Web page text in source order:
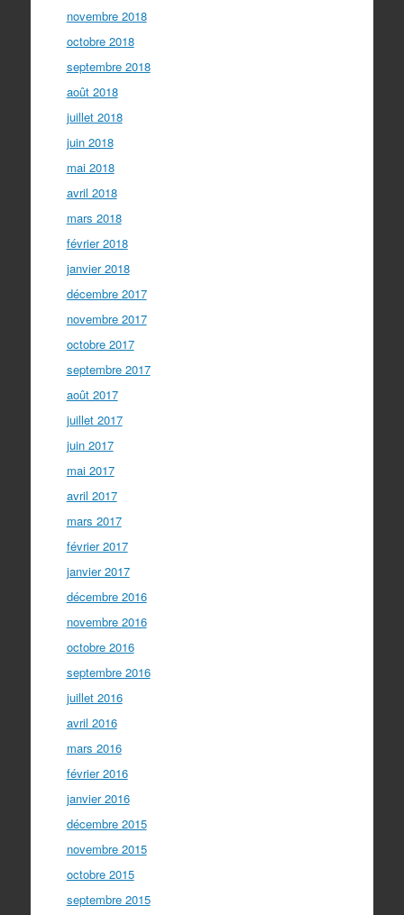
novembre 2018
octobre 2018
septembre 2018
août 2018
juillet 2018
juin 2018
mai 2018
avril 2018
mars 2018
février 2018
janvier 2018
décembre 2017
novembre 2017
octobre 2017
septembre 2017
août 2017
juillet 2017
juin 2017
mai 2017
avril 2017
mars 2017
février 2017
janvier 2017
décembre 2016
novembre 2016
octobre 2016
septembre 2016
juillet 2016
avril 2016
mars 2016
février 2016
janvier 2016
décembre 2015
novembre 2015
octobre 2015
septembre 2015